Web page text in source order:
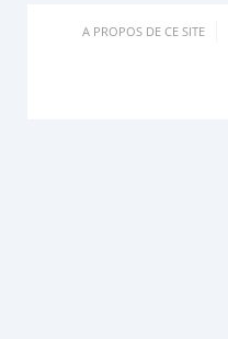
A PROPOS DE CE SITE